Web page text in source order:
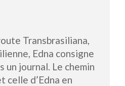
Transbrasiliana,
Edna consigne
un journal. Le chemin
celle d’Edna en